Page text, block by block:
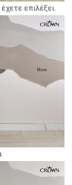
επιλέξει.